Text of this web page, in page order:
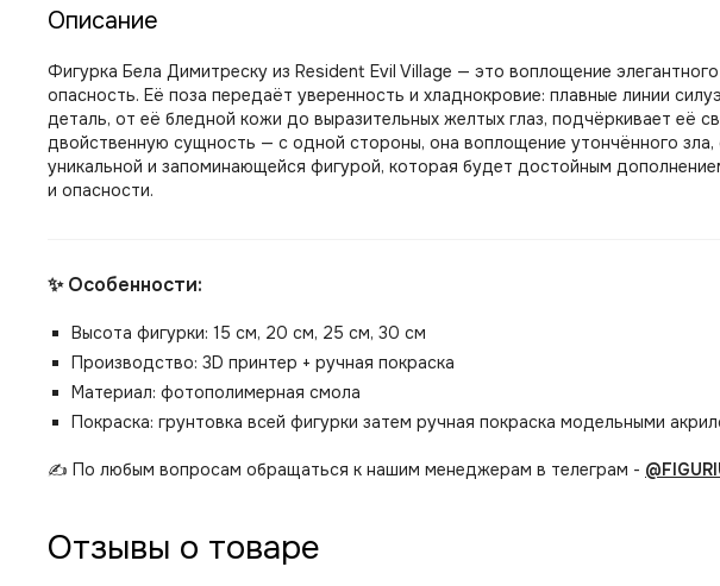
Описание
Фигурка Бела Димитреску из Resident Evil Village — это воплощение
опасность. Её поза передаёт уверенность и хладнокровие: плавные линии
деталь, от её бледной кожи до выразительных желтых глаз, подчёркивает её
двойственную сущность — с одной стороны, она воплощение утончённого
уникальной и запоминающейся фигурой, которая будет достойным
и опасности.
✨ Особенности:
Высота фигурки: 15 см, 20 см, 25 см, 30 см
Производство: 3D принтер + ручная покраска
Материал: фотополимерная смола
Покраска: грунтовка всей фигурки затем ручная покраска модельными
✍️ По любым вопросам обращаться к нашим менеджерам в телеграм -
Отзывы о товаре